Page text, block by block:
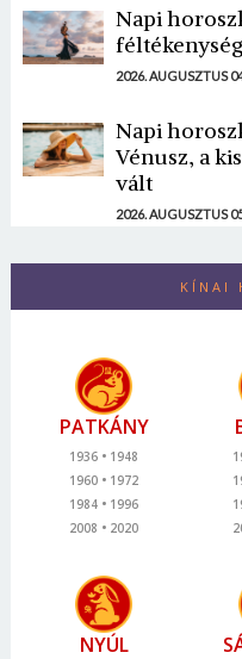
Napi
2026. AUGUSZTUS
Napi
Vénusz, a
vált
2026. AUGUSZTUS
KÍNAI
PATKÁNY
1936
1948
1960
1972
1984
1996
2008
2020
NYÚL